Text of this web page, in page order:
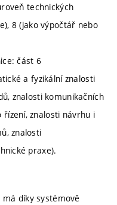
technických
8 (jako výpočtář nebo
část 6
a fyzikální znalosti
znalosti komunikačních
znalosti návrhu i
znalosti
praxe).
díky systémově